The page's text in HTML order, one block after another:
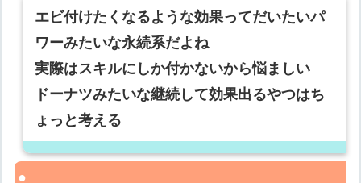
エビ付けたくなるような効果ってだいたいパ
ワーみたいな永続系だよね
実際はスキルにしか付かないから悩ましい
ドーナツみたいな継続して効果出るやつはち
ょっと考える